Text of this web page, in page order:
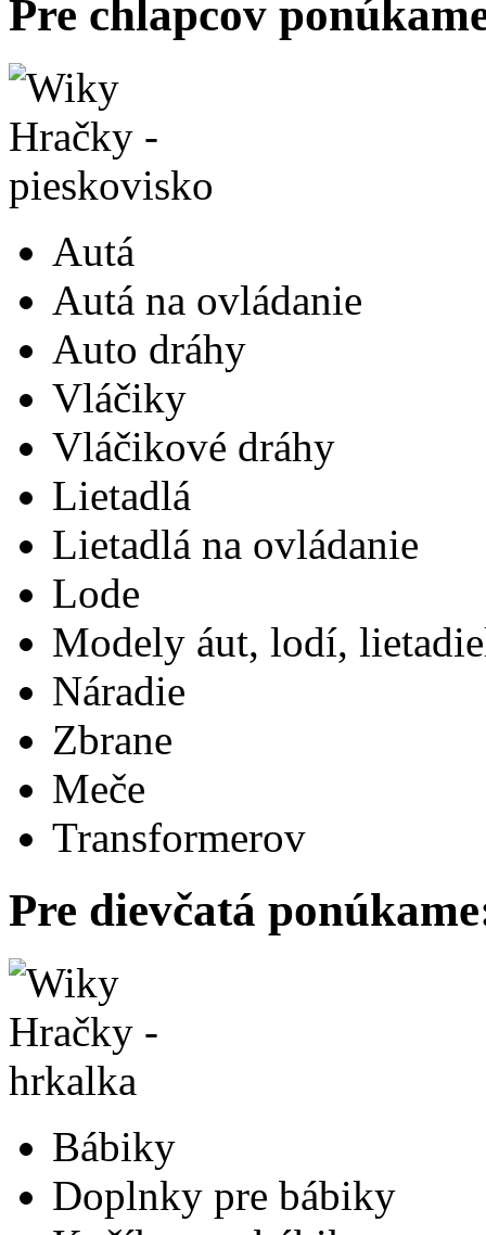
Pre chlapcov
Autá
Autá na ovládanie
Auto dráhy
Vláčiky
Vláčikové dráhy
Lietadlá
Lietadlá na ovládanie
Lode
Modely áut, lodí,
Náradie
Zbrane
Meče
Transformerov
Pre dievčatá
Bábiky
Doplnky pre bábiky